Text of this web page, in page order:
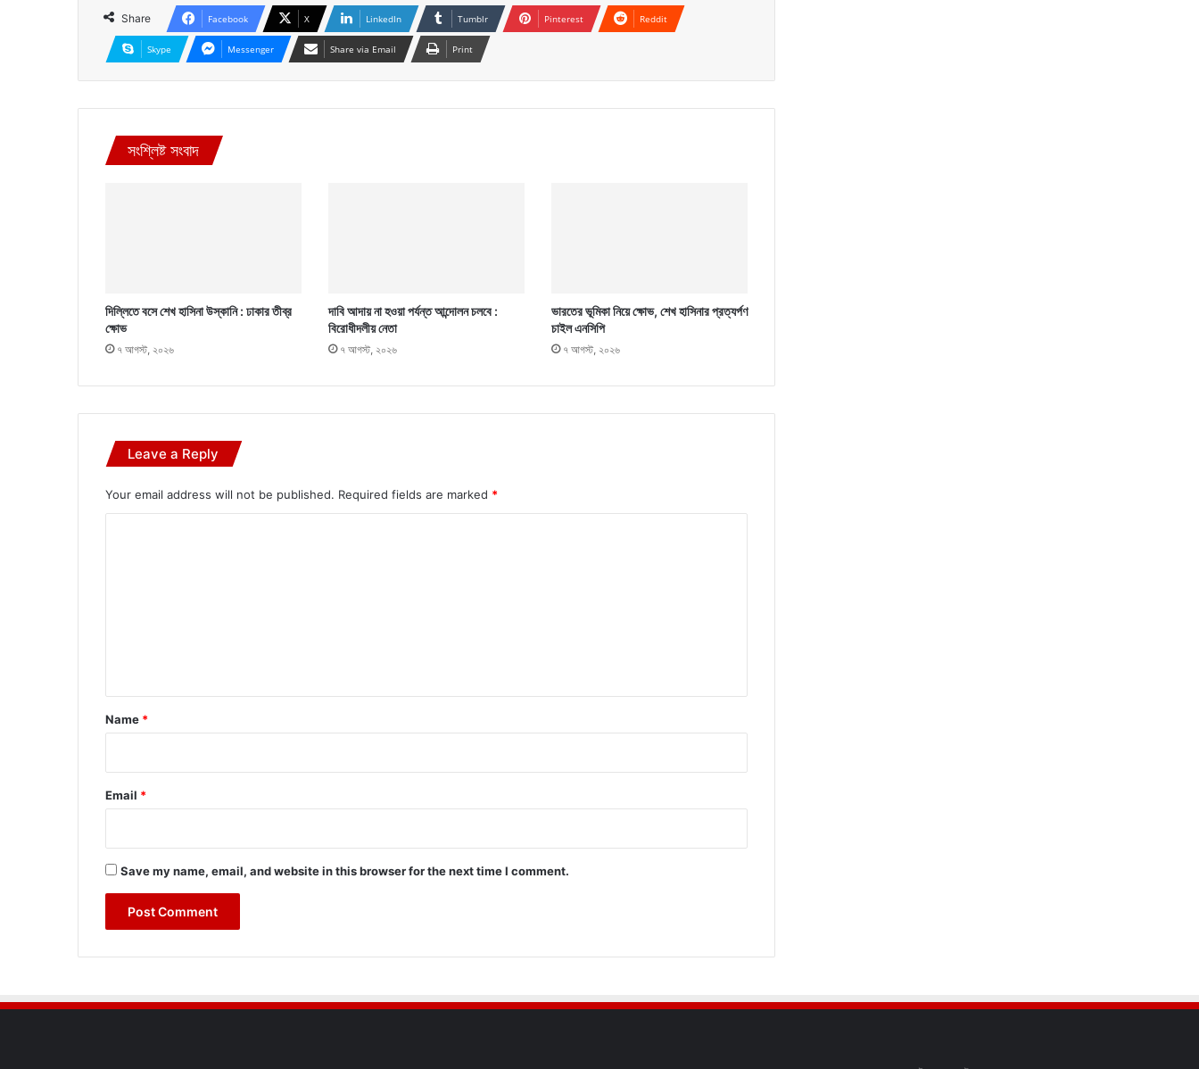
Share Facebook X LinkedIn Tumblr Pinterest Reddit
Skype Messenger Share via Email Print
সংশ্লিষ্ট সংবাদ
দিল্লিতে বসে শেখ হাসিনা উস্কানি : ঢাকার তীব্র
ক্ষোভ
৭ আগস্ট, ২০২৬
দাবি আদায় না হওয়া পর্যন্ত আন্দোলন চলবে :
বিরোধীদলীয় নেতা
৭ আগস্ট, ২০২৬
ভারতের ভূমিকা নিয়ে ক্ষোভ, শেখ হাসিনার প্রত্যর্পণ
চাইল এনসিপি
৭ আগস্ট, ২০২৬
Leave a Reply
Your email address will not be published. Required fields are marked *
*
Name *
Email *
Save my name, email, and website in this browser for the next time I comment.